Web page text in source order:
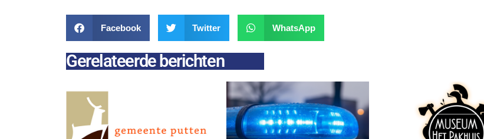
Facebook Twitter WhatsApp
Gerelateerde berichten